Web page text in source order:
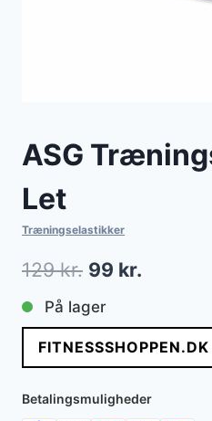
ASG
Let
Træningselastikker
129kr. Den
oprindelige
pris
var:
129 kr..
99 kr.
pris
er:
99 kr..
På lager
Betalingsmuligheder